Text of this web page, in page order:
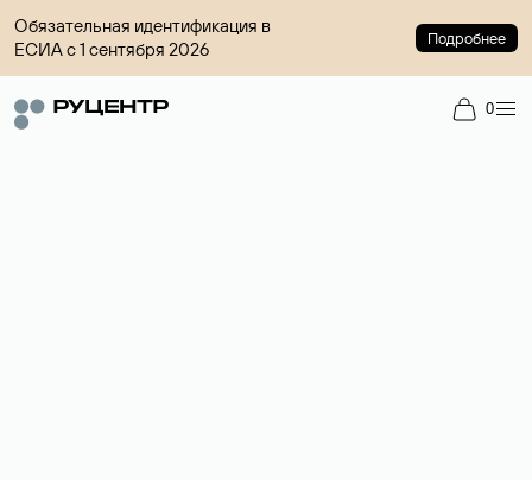
Обязательная идентификация в
ЕСИА с 1 сентября 2026
Подробнее
0